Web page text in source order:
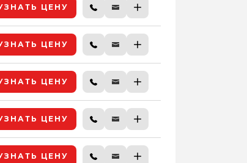
ЦЕНУ
ЦЕНУ
ЦЕНУ
ЦЕНУ
ЦЕНУ